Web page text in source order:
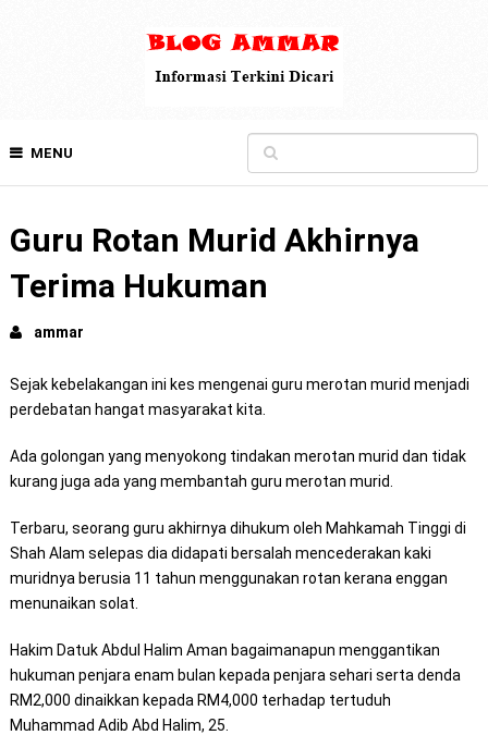
MENU
Guru Rotan Murid Akhirnya
Terima Hukuman
ammar
Sejak kebelakangan ini kes mengenai guru merotan murid menjadi
perdebatan hangat masyarakat kita.
Ada golongan yang menyokong tindakan merotan murid dan tidak
kurang juga ada yang membantah guru merotan murid.
Terbaru, seorang guru akhirnya dihukum oleh Mahkamah Tinggi di
Shah Alam selepas dia didapati bersalah mencederakan kaki
muridnya berusia 11 tahun menggunakan rotan kerana enggan
menunaikan solat.
Hakim Datuk Abdul Halim Aman bagaimanapun menggantikan
hukuman penjara enam bulan kepada penjara sehari serta denda
RM2,000 dinaikkan kepada RM4,000 terhadap tertuduh
Muhammad Adib Abd Halim, 25.